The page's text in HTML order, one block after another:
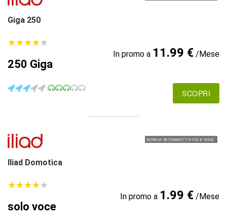
Giga 250
★★★★★
★★★★★
250 Giga
In promo a 11.99 €/Mese
SCOPRI
MOBILE 5G CONNETTIVITÀ E VOCE
Iliad Domotica
★★★★★
★★★★★
solo voce
In promo a 1.99 €/Mese